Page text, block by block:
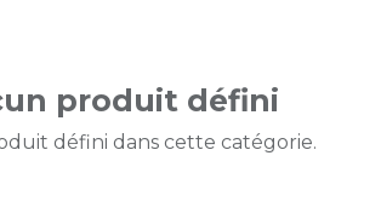
produit défini
défini dans cette catégorie.